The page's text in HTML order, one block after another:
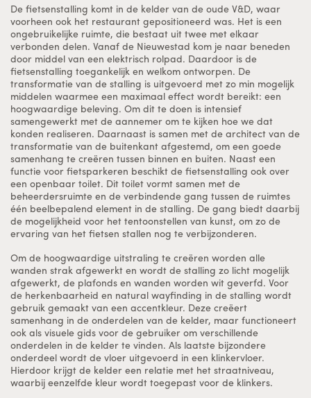
De fietsenstalling komt in de kelder van de oude V&D, waar
voorheen ook het restaurant gepositioneerd was. Het is een
ongebruikelijke ruimte, die bestaat uit twee met elkaar
verbonden delen. Vanaf de Nieuwestad kom je naar beneden
door middel van een elektrisch rolpad. Daardoor is de
fietsenstalling toegankelijk en welkom ontworpen. De
transformatie van de stalling is uitgevoerd met zo min mogelijk
middelen waarmee een maximaal effect wordt bereikt: een
hoogwaardige beleving. Om dit te doen is intensief
samengewerkt met de aannemer om te kijken hoe we dat
konden realiseren. Daarnaast is samen met de architect van de
transformatie van de buitenkant afgestemd, om een goede
samenhang te creëren tussen binnen en buiten. Naast een
functie voor fietsparkeren beschikt de fietsenstalling ook over
een openbaar toilet. Dit toilet vormt samen met de
beheerdersruimte en de verbindende gang tussen de ruimtes
één beelbepalend element in de stalling. De gang biedt daarbij
de mogelijkheid voor het tentoonstellen van kunst, om zo de
ervaring van het fietsen stallen nog te verbijzonderen.
Om de hoogwaardige uitstraling te creëren worden alle
wanden strak afgewerkt en wordt de stalling zo licht mogelijk
afgewerkt, de plafonds en wanden worden wit geverfd. Voor
de herkenbaarheid en natural wayfinding in de stalling wordt
gebruik gemaakt van een accentkleur. Deze creëert
samenhang in de onderdelen van de kelder, maar functioneert
ook als visuele gids voor de gebruiker om verschillende
onderdelen in de kelder te vinden. Als laatste bijzondere
onderdeel wordt de vloer uitgevoerd in een klinkervloer.
Hierdoor krijgt de kelder een relatie met het straatniveau,
waarbij eenzelfde kleur wordt toegepast voor de klinkers.